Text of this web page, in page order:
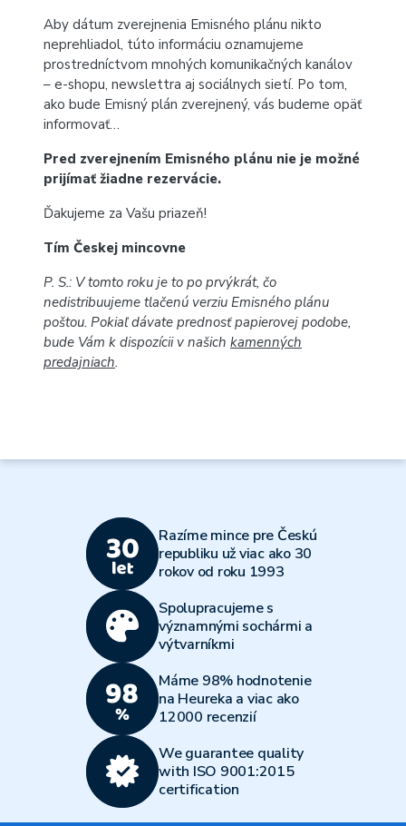
Aby dátum zverejnenia Emisného plánu nikto
neprehliadol, túto informáciu oznamujeme
prostredníctvom mnohých komunikačných kanálov
– e-shopu, newslettra aj sociálnych sietí. Po tom,
ako bude Emisný plán zverejnený, vás budeme opäť
informovať…
Pred zverejnením Emisného plánu nie je možné
prijímať žiadne rezervácie.
Ďakujeme za Vašu priazeň!
Tím Českej mincovne
P. S.: V tomto roku je to po prvýkrát, čo
nedistribuujeme tlačenú verziu Emisného plánu
poštou. Pokiaľ dávate prednosť papierovej podobe,
bude Vám k dispozícii v našich kamenných
predajniach.
Razíme mince pre Českú
republiku už viac ako 30
rokov od roku 1993
Spolupracujeme s
významnými sochármi a
výtvarníkmi
Máme 98% hodnotenie
na Heureka a viac ako
12000 recenzií
We guarantee quality
with ISO 9001:2015
certification